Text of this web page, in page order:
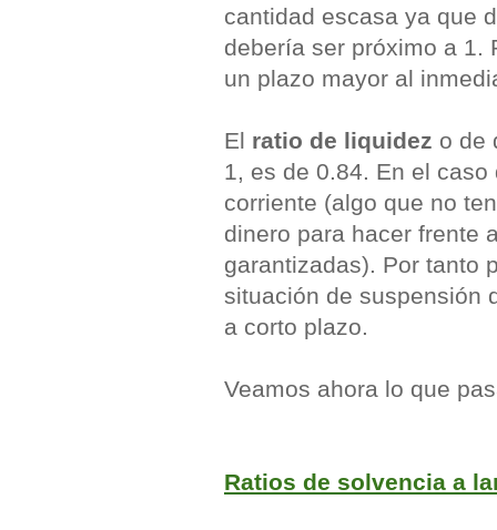
cantidad escasa ya que
debería ser próximo a 1.
un plazo mayor al
El ratio de liquidez o de
1, es de 0.84. En el
corriente (algo que no
dinero para hacer frente
garantizadas). Por tanto
situación de suspensión
a corto plazo.
Veamos ahora lo que
Ratios de solvencia a